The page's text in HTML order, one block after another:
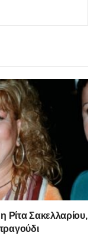
Ρίτα Σακελλαρίου,